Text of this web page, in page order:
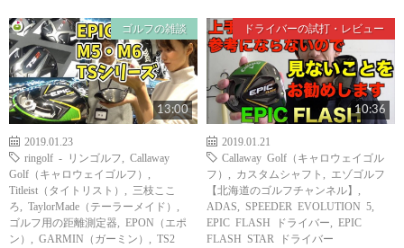
ゴルフの雑談
13:00
2019.01.23
ringolf - リンゴルフ
Callaway
Golf（キャロウェイゴルフ）
Titleist（タイトリスト）
三枝ここ
ろ
TaylorMade（テーラーメイド）
ゴルフ用の距離測定器
EPON（エポ
ン）
GARMIN（ガーミン）
TS2
ドライバーの試打・レビュー
10:36
2019.01.21
Callaway Golf（キャロウェイゴル
フ）
カスタムシャフト
エゾゴルフ
【北海道のゴルフチャンネル】
ADAS
SPEEDER EVOLUTION 5
EPIC FLASH ドライバー
EPIC
FLASH STAR ドライバー